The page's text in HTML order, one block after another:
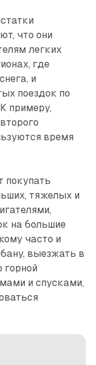
что они
легких
где
и
поездок по
примеру,
время
покупать
тяжелых и
на большие
часто и
выезжать в
горной
и спусками,